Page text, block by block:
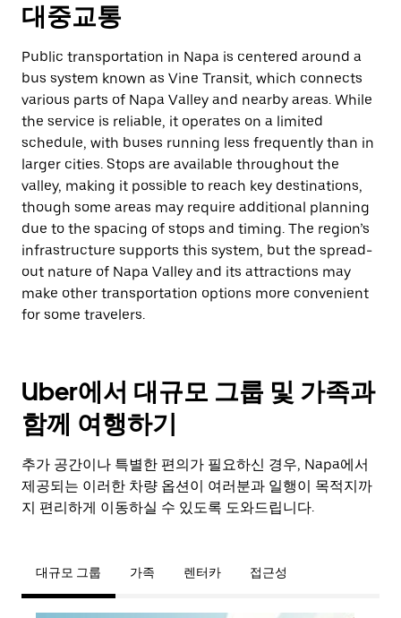
대중교통
Public transportation in Napa is centered around a
bus system known as Vine Transit, which connects
various parts of Napa Valley and nearby areas. While
the service is reliable, it operates on a limited
schedule, with buses running less frequently than in
larger cities. Stops are available throughout the
valley, making it possible to reach key destinations,
though some areas may require additional planning
due to the spacing of stops and timing. The region’s
infrastructure supports this system, but the spread-
out nature of Napa Valley and its attractions may
make other transportation options more convenient
for some travelers.
Uber에서 대규모 그룹 및 가족과
함께 여행하기
추가 공간이나 특별한 편의가 필요하신 경우, Napa에서
제공되는 이러한 차량 옵션이 여러분과 일행이 목적지까
지 편리하게 이동하실 수 있도록 도와드립니다.
대규모 그룹 가족 렌터카 접근성